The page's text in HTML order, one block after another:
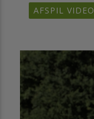
AFSPIL VIDEO